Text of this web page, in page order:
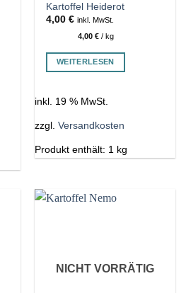
Kartoffel Heiderot
4,00€ inkl. MwSt.
4,00€ /kg
WEITERLESEN
inkl. 19 % MwSt.
zzgl. Versandkosten
Produkt enthält: 1 kg
NICHT VORRÄTIG